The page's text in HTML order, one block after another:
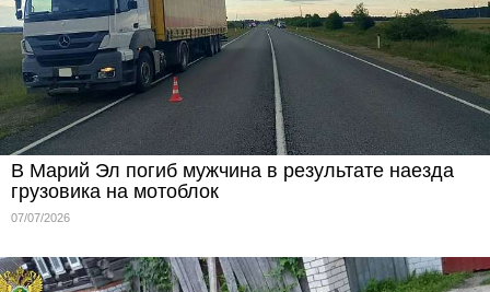
В Марий Эл погиб мужчина в результате наезда
грузовика на мотоблок
07/07/2026